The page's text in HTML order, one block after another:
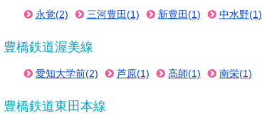
永覚(2) 三河豊田(1) 新豊田(1) 中水野(1)
豊橋鉄道渥美線
愛知大学前(2) 芦原(1) 高師(1) 南栄(1)
豊橋鉄道東田本線